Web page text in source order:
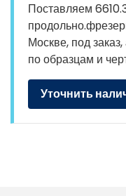
Поставляем
Москве, под
по образцам и
Уточнить